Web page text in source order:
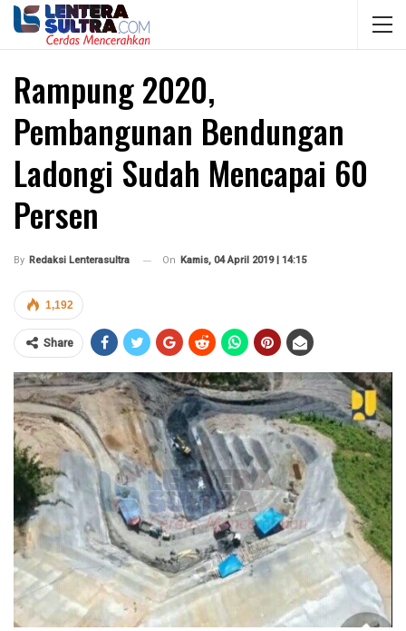
Rampung 2020,
Pembangunan Bendungan
Ladongi Sudah Mencapai 60
Persen
By Redaksi Lenterasultra On Kamis, 04 April 2019 | 14:15
1,192
Share